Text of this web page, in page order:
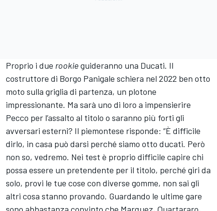
Proprio i due rookieguideranno una Ducati. Il
costruttore di Borgo Panigale schiera nel 2022 ben otto
moto sulla griglia di partenza, un plotone
impressionante. Ma sarà uno di loro a impensierire
Pecco per l’assalto al titolo o saranno più forti gli
avversari esterni? Il piemontese risponde: “È difficile
dirlo, in casa può darsi perché siamo otto ducati. Però
non so, vedremo. Nei test è proprio difficile capire chi
possa essere un pretendente per il titolo, perché giri da
solo, provi le tue cose con diverse gomme, non sai gli
altri cosa stanno provando. Guardando le ultime gare